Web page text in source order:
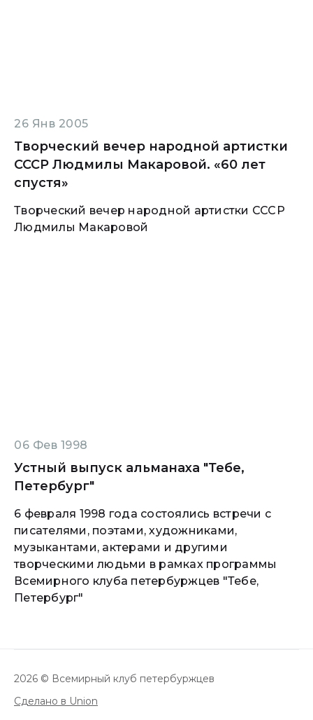
26 Янв 2005
Творческий вечер народной артистки
СССР Людмилы Макаровой. «60 лет
спустя»
Творческий вечер народной артистки СССР
Людмилы Макаровой
06 Фев 1998
Устный выпуск альманаха "Тебе,
Петербург"
6 февраля 1998 года состоялись встречи с
писателями, поэтами, художниками,
музыкантами, актерами и другими
творческими людьми в рамках программы
Всемирного клуба петербуржцев "Тебе,
Петербург"
2026 © Всемирный клуб петербуржцев
Сделано в Union